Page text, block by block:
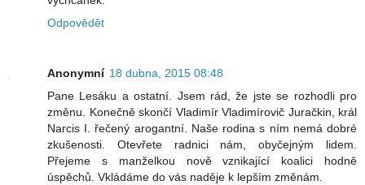
Odpovědět
Anonymní 18 dubna, 2015 08:48
Pane Lesáku a ostatní. Jsem rád, že jste se rozhodli pro
změnu. Konečně skončí Vladimír Vladimírovič Juračkin, král
Narcis I. řečený arogantní. Naše rodina s ním nemá dobré
zkušenosti. Otevřete radnici nám, obyčejným lidem.
Přejeme s manželkou nově vznikající koalici hodně
úspěchů. Vkládáme do vás naděje k lepším změnám.